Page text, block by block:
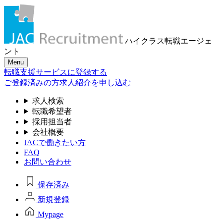
ハイクラス転職エージェ
ント
Menu
転職支援サービスに登録する
ご登録済みの方求人紹介を申し込む
求人検索
転職希望者
採用担当者
会社概要
JACで働きたい方
FAQ
お問い合わせ
保存済み
新規登録
Mypage